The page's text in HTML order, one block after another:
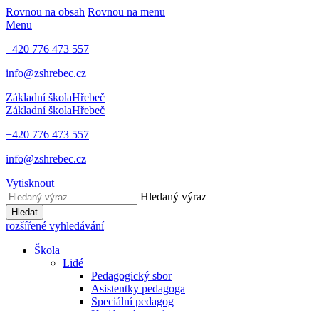
Rovnou na obsah Rovnou na menu
Menu
+420 776 473 557
info@zshrebec.cz
Základní školaHřebeč
Základní školaHřebeč
+420 776 473 557
info@zshrebec.cz
Vytisknout
Hledaný výraz
Hledat
rozšířené vyhledávání
Škola
Lidé
Pedagogický sbor
Asistentky pedagoga
Speciální pedagog